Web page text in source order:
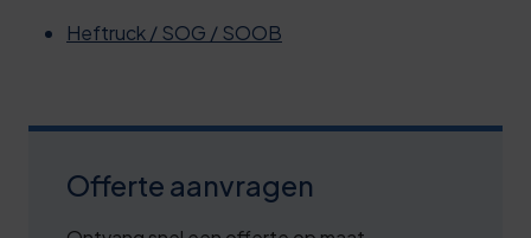
Heftruck / SOG / SOOB
Offerte aanvragen
6
7
2
7